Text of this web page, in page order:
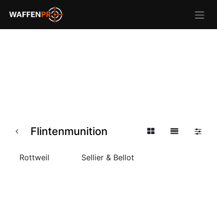
Flintenmunition
Rottweil Sellier & Bellot